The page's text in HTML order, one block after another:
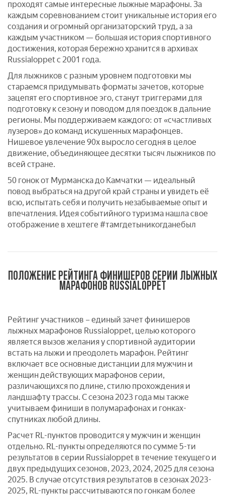
проходят самые интересные лыжные марафоны. За
каждым соревнованием стоит уникальные история его
создания и огромный организаторский труд, а за
каждым участником — большая история спортивного
достижения, которая бережно хранится в архивах
Russialoppet с 2001 года.
Для лыжников с разным уровнем подготовки мы
стараемся придумывать форматы зачетов, которые
зацепят его спортивное эго, станут триггерами для
подготовку к сезону и поводом для поездок в дальние
регионы. Мы поддерживаем каждого: от «счастливых
лузеров» до команд искушенных марафонцев.
Нишевое увлечение 90х выросло сегодня в целое
движение, объединяющее десятки тысяч лыжников по
всей стране.
50 гонок от Мурманска до Камчатки — идеальный
повод выбраться на другой край страны и увидеть её
всю, испытать себя и получить незабываемые опыт и
впечатления. Идея событийного туризма нашла свое
отображение в хештеге #тамгдетыникогданебыл
ПОЛОЖЕНИЕ РЕЙТИНГА ФИНИШЕРОВ СЕРИИ ЛЫЖНЫХ
МАРАФОНОВ RUSSIALOPPET
Рейтинг участников – единый зачет финишеров
лыжных марафонов Russialoppet, целью которого
является вызов желания у спортивной аудитории
встать на лыжи и преодолеть марафон. Рейтинг
включает все основные дистанции для мужчин и
женщин действующих марафонов серии,
различающихся по длине, стилю прохождения и
ландшафту трассы. С сезона 2023 года мы также
учитываем финиши в полумарафонах и гонках-
спутниках любой длины.
Расчет RL-пунктов проводится у мужчин и женщин
отдельно. RL-пункты определяются по сумме 5-ти
результатов в серии Russialoppet в течение текущего и
двух предыдущих сезонов, 2023, 2024, 2025 для сезона
2025. В случае отсутствия результатов в сезонах 2023-
2025, RL-пункты рассчитываются по гонкам более